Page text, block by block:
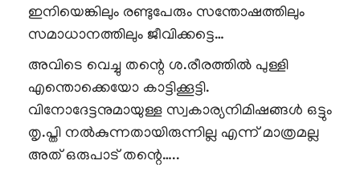
ഇനിയെങ്കിലും രണ്ടുപേരും സന്തോഷത്തിലും
സമാധാനത്തിലും ജീവിക്കട്ടെ…
അവിടെ വെച്ചു തന്റെ ശ.രീരത്തിൽ പുള്ളി
എന്തൊക്കെയോ കാട്ടിക്കൂട്ടി.
വിനോദേട്ടനുമായുള്ള സ്വകാര്യനിമിഷങ്ങൾ ഒട്ടും
തൃ.പ്തി നൽകുന്നതായിരുന്നില്ല എന്ന് മാത്രമല്ല
അത് ഒരുപാട് തന്റെ…..